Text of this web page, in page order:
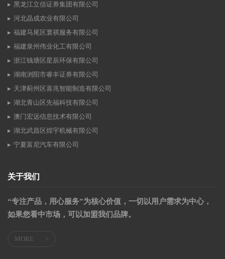
黑龙江立信证券集团有限公司
河北晶成农业有限公司
福建马尾区寰祺服务有限公司
福建泉州伟业化工有限公司
浙江钱塘区星辰环保有限公司
湖南浏阳市睿丰证券有限公司
天津蓟州区喜兆智能制造有限公司
湖北青山区先福科技有限公司
澳门宏远信息技术有限公司
湖北武昌区煌宇机械有限公司
宁夏富尼汽车有限公司
关于我们
“专注产品，用心服务”为核心价值，一切以用户需求为中心，
如果您看中市场，可以加盟我们品牌。
MORE >